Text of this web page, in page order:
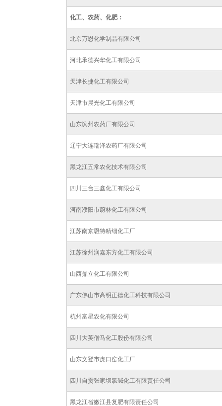
化工、农药、化肥：
北京万恩化学制品有限公司
河北承德兴华化工有限公司
天津长捷化工有限公司
天津市晨光化工有限公司
山东滨州农药厂有限公司
辽宁大连瑞泽农药厂有限公司
黑龙江五常农化技术有限公司
四川三台三鑫化工有限公司
河南濮阳市蔚林化工有限公司
江苏南京恩特精细化工厂
江苏徐州润嘉东方化工有限公司
山西鼎立化工有限公司
广东佛山市高明正德化工科技有限公司
杭州富星农化有限公司
四川大英僧马化工股份有限公司
山东文登市虎口窑化工厂
四川自贡张家坝氯碱化工有限责任公司
黑龙江省嫩江县复肥有限责任公司